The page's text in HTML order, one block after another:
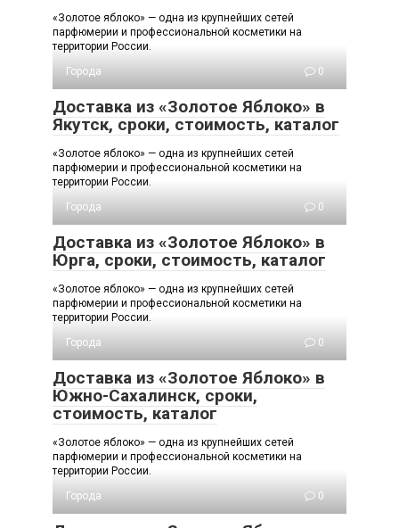
«Золотое яблоко» — одна из крупнейших сетей
парфюмерии и профессиональной косметики на
территории России.
Города
0
Доставка из «Золотое Яблоко» в
Якутск, сроки, стоимость, каталог
«Золотое яблоко» — одна из крупнейших сетей
парфюмерии и профессиональной косметики на
территории России.
Города
0
Доставка из «Золотое Яблоко» в
Юрга, сроки, стоимость, каталог
«Золотое яблоко» — одна из крупнейших сетей
парфюмерии и профессиональной косметики на
территории России.
Города
0
Доставка из «Золотое Яблоко» в
Южно-Сахалинск, сроки,
стоимость, каталог
«Золотое яблоко» — одна из крупнейших сетей
парфюмерии и профессиональной косметики на
территории России.
Города
0